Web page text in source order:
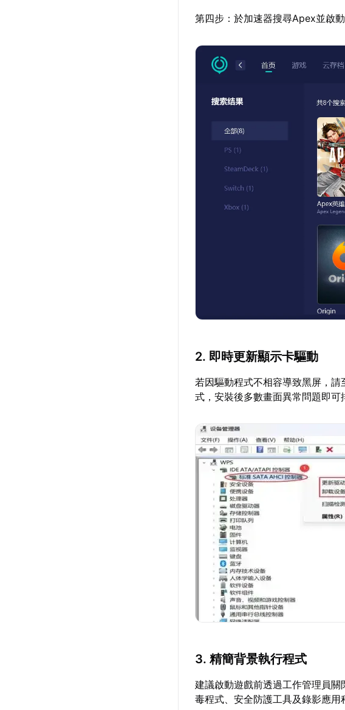
第四步：於加速器搜尋Apex並啟
2. 即時更新顯示卡驅動
若因驅動程式不相容導致黑屏，
式，安裝後多數畫面異常問題即可
3. 精簡背景執行程式
建議啟動遊戲前透過工作管理員
毒程式、安全防護工具及錄影應用